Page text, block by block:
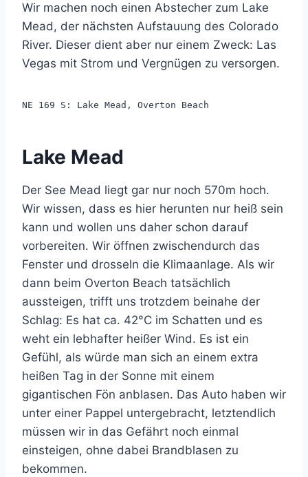
Wir machen noch einen Abstecher zum Lake
Mead, der nächsten Aufstauung des Colorado
River. Dieser dient aber nur einem Zweck: Las
Vegas mit Strom und Vergnügen zu versorgen.
NE 169 S: Lake Mead, Overton Beach
Lake Mead
Der See Mead liegt gar nur noch 570m hoch.
Wir wissen, dass es hier herunten nur heiß sein
kann und wollen uns daher schon darauf
vorbereiten. Wir öffnen zwischendurch das
Fenster und drosseln die Klimaanlage. Als wir
dann beim Overton Beach tatsächlich
aussteigen, trifft uns trotzdem beinahe der
Schlag: Es hat ca. 42°C im Schatten und es
weht ein lebhafter heißer Wind. Es ist ein
Gefühl, als würde man sich an einem extra
heißen Tag in der Sonne mit einem
gigantischen Fön anblasen. Das Auto haben wir
unter einer Pappel untergebracht, letztendlich
müssen wir in das Gefährt noch einmal
einsteigen, ohne dabei Brandblasen zu
bekommen.